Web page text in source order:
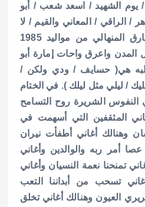
/ يوم الشهيد / اسعد شعب / أبو
/ الراقي / المعاني والقيم / لا
تبكي أمامي ), الفنان طارق المنهالي من مواليد 1985
المدن واعرق واحات إمارة أبو
هي( حسايف / ودي ولكن /
/ ليلي مثل ليلك ). في الختام
النفوس الشريرة روح التسامح
المثقفين التي أسهمت في
وهنالك أغاني أطفأت نيران
أمر ربه والوالدين وأغاني
تمنحنا نعمة النسيان وأغاني
تسحب من أبداننا التعب
العيون وهنالك أغاني تخلق